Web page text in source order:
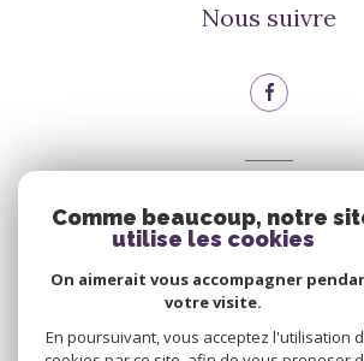
Nous suivre
Espace
Se connecter
Comme beaucoup, notre
utilise les cookies
On aimerait vous accompagner
votre visite.
En poursuivant, vous acceptez l'utilisation